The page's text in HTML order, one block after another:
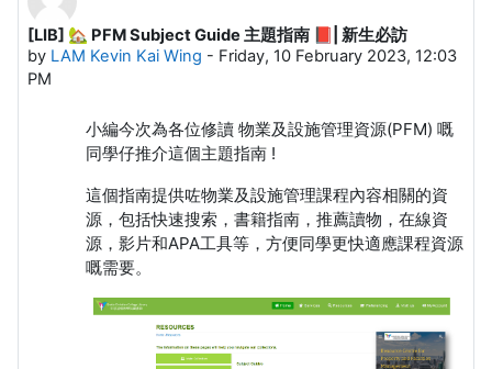
[LIB] 🏡 PFM Subject Guide 主題指南 📕| 新生必訪
by LAM Kevin Kai Wing - Friday, 10 February 2023, 12:03
PM
Number of replies: 0
小編今次為各位修讀 物業及設施管理資源(PFM) 嘅
同學仔推介這個主題指南 !
這個指南提供咗物業及設施管理課程內容相關的資
源，包括快速搜索，書籍指南，推薦讀物，在線資
源，影片和APA工具等，方便同學更快適應課程資源
嘅需要。